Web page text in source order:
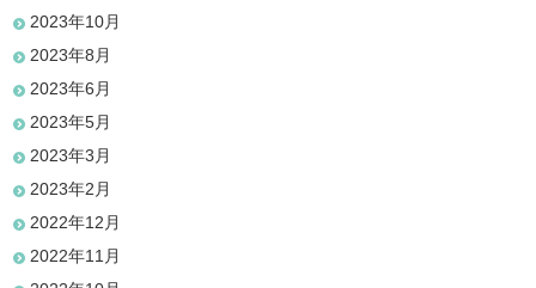
2023年10月
2023年8月
2023年6月
2023年5月
2023年3月
2023年2月
2022年12月
2022年11月